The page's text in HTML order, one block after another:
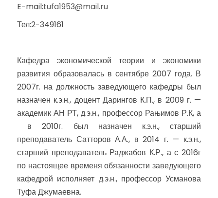
E-mail:tufa1953@mail.ru
Тел:2-349161
Кафедра экономической теории и экономики
развития образовалась в сентябре 2007 года. В
2007г. на должность заведующего кафедры был
назначен к.э.н., доцент Дарингов К.П., в 2009 г. —
академик АН РТ, д.э.н., профессор Рањимов Р.К, а
в 2010г. был назначен к.э.н., старший
преподаватель Сатторов А.А., в 2014 г. — к.э.н.,
старший преподаватель Раджабов К.Р., а с 2016г
по настоящее временя обязанности заведующего
кафедрой исполняет д.э.н., профессор Усманова
Туфа Джумаевна.